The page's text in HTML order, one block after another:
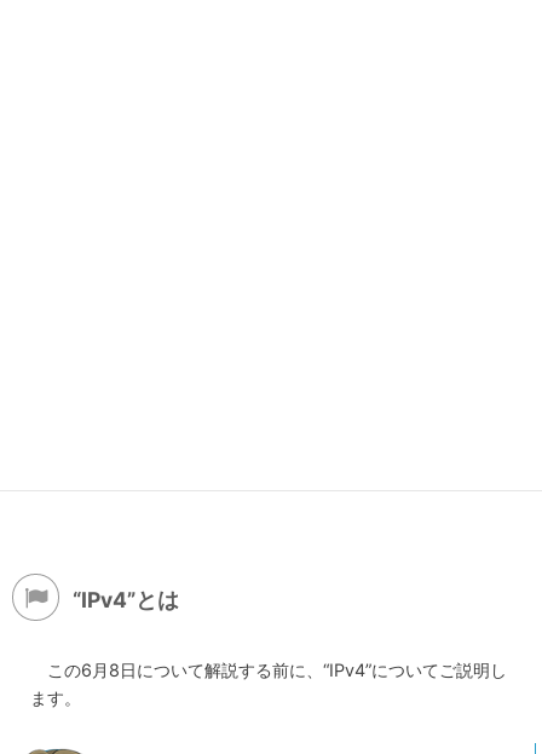
“IPv4”とは
この6月8日について解説する前に、“IPv4”についてご説明し
ます。